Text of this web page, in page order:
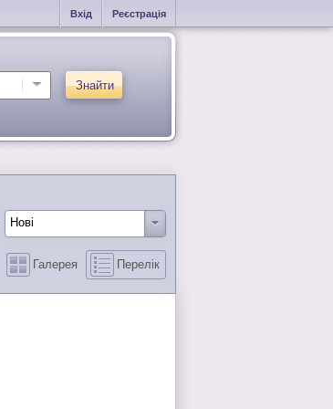
Вхід Реєстрація
Знайти
Галерея Перелік